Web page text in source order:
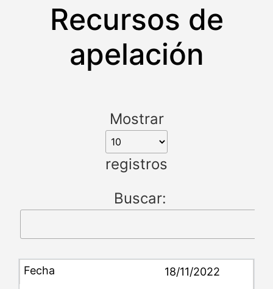
Recursos de
apelación
Mostrar
registros
Buscar:
18/11/2022